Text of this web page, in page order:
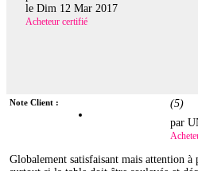
le Dim 12 Mar 2017
Acheteur certifié
Note Client : (5)
par
Globalement satisfaisant mais attention à